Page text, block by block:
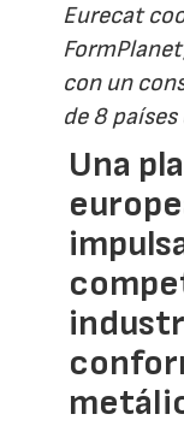
Eurecat
con un
de 8
Una